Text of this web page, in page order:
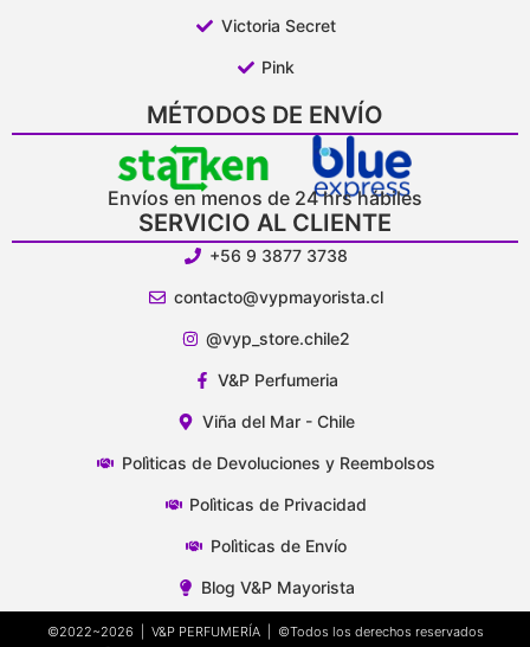
Victoria Secret
Pink
MÉTODOS DE ENVÍO
Envíos en menos de 24 hrs hábiles
SERVICIO AL CLIENTE
+56 9 3877 3738
contacto@vypmayorista.cl
@vyp_store.chile2
V&P Perfumeria
Viña del Mar - Chile
Polìticas de Devoluciones y Reembolsos
Polìticas de Privacidad
Polìticas de Envío
Blog V&P Mayorista
©2022~2026 | V&P PERFUMERÍA | ©Todos los derechos reservados